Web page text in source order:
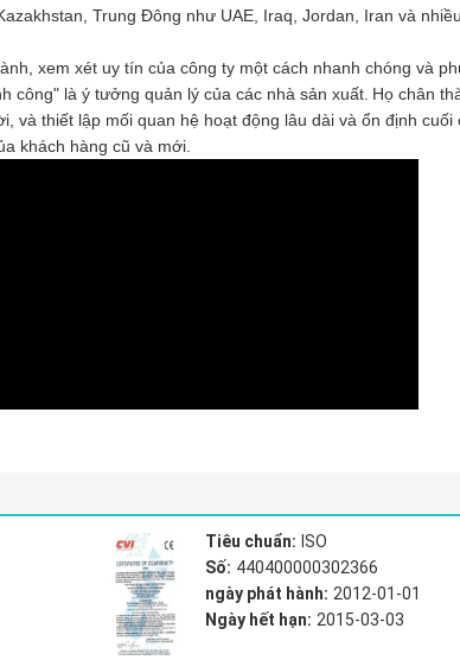
Trung Đông như UAE, Iraq, Jordan, Iran và nhiều
xem xét uy tín của công ty một cách nhanh chóng và
công" là ý tưởng quản lý của các nhà sản xuất. Họ chân
và thiết lập mối quan hệ hoạt động lâu dài và ổn định cuối
khách hàng cũ và mới.
Tiêu chuẩn: ISO
Số: 440400000302366
ngày phát hành: 2012-01-01
Ngày hết hạn: 2015-03-03